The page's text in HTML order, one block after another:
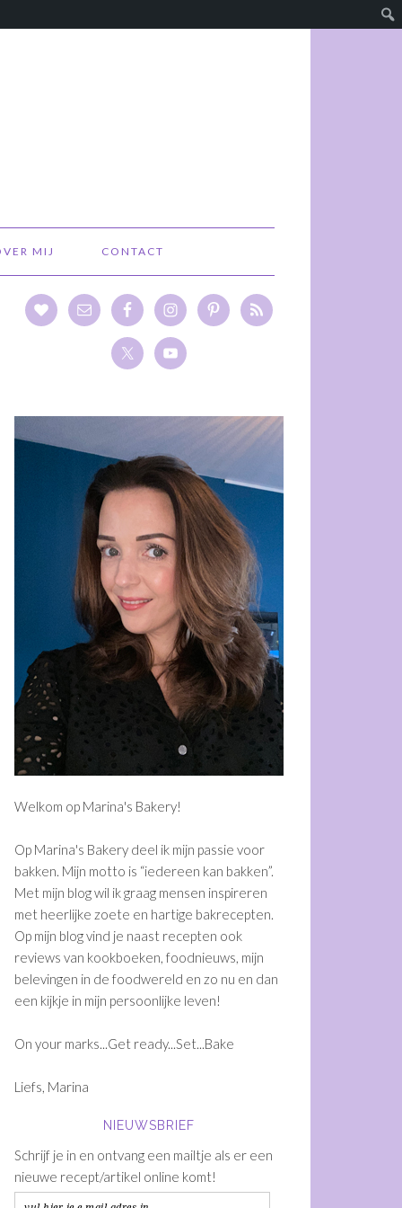
MIJ CONTACT
Welkom op Marina's Bakery!
Op Marina's Bakery deel ik mijn passie voor
bakken. Mijn motto is “iedereen kan bakken”.
Met mijn blog wil ik graag mensen inspireren
met heerlijke zoete en hartige bakrecepten.
Op mijn blog vind je naast recepten ook
reviews van kookboeken, foodnieuws, mijn
belevingen in de foodwereld en zo nu en dan
een kijkje in mijn persoonlijke leven!
On your marks...Get ready...Set...Bake
Liefs, Marina
NIEUWSBRIEF
Schrijf je in en ontvang een mailtje als er een
nieuwe recept/artikel online komt!
vul